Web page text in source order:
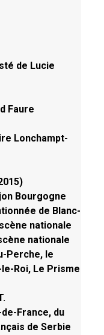
de Lucie
Faure
Lonchampt-
Bourgogne
de Blanc-
nationale
nationale
Perche, le
Roi, Le Prisme
de-France, du
de Serbie